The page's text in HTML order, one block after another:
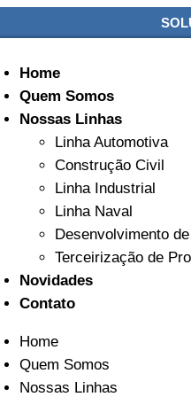
Home
Quem Somos
Nossas Linhas
Linha Automotiva
Construção Civil
Linha Industrial
Linha Naval
Desenvolvimento
Terceirização de
Novidades
Contato
Home
Quem Somos
Nossas Linhas